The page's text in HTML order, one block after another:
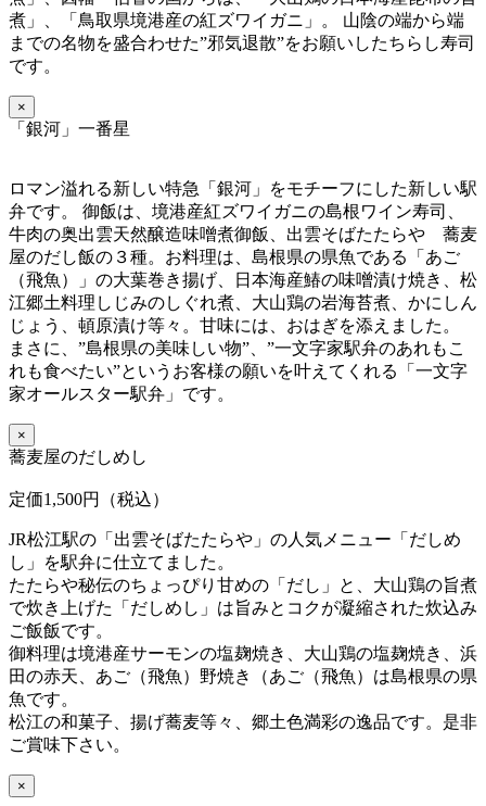
煮」、「鳥取県境港産の紅ズワイガニ」。 山陰の端から端
までの名物を盛合わせた”邪気退散”をお願いしたちらし寿司
です。
×
「銀河」一番星
ロマン溢れる新しい特急「銀河」をモチーフにした新しい駅
弁です。 御飯は、境港産紅ズワイガニの島根ワイン寿司、
牛肉の奥出雲天然醸造味噌煮御飯、出雲そばたたらや 蕎麦
屋のだし飯の３種。お料理は、島根県の県魚である「あご
（飛魚）」の大葉巻き揚げ、日本海産鰆の味噌漬け焼き、松
江郷土料理しじみのしぐれ煮、大山鶏の岩海苔煮、かにしん
じょう、頓原漬け等々。甘味には、おはぎを添えました。
まさに、”島根県の美味しい物”、”一文字家駅弁のあれもこ
れも食べたい”というお客様の願いを叶えてくれる「一文字
家オールスター駅弁」です。
×
蕎麦屋のだしめし
定価1,500円（税込）
JR松江駅の「出雲そばたたらや」の人気メニュー「だしめ
し」を駅弁に仕立てました。
たたらや秘伝のちょっぴり甘めの「だし」と、大山鶏の旨煮
で炊き上げた「だしめし」は旨みとコクが凝縮された炊込み
ご飯飯です。
御料理は境港産サーモンの塩麹焼き、大山鶏の塩麹焼き、浜
田の赤天、あご（飛魚）野焼き（あご（飛魚）は島根県の県
魚です。
松江の和菓子、揚げ蕎麦等々、郷土色満彩の逸品です。是非
ご賞味下さい。
×